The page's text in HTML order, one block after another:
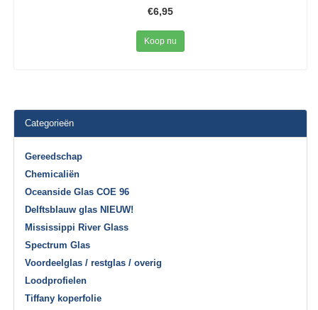
€6,95
Koop nu
Categorieën
Gereedschap
Chemicaliën
Oceanside Glas COE 96
Delftsblauw glas NIEUW!
Mississippi River Glass
Spectrum Glas
Voordeelglas / restglas / overig
Loodprofielen
Tiffany koperfolie